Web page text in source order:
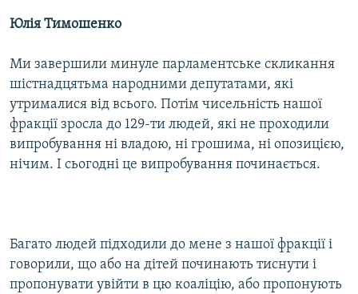
Юлія Тимошенко
Ми завершили минуле парламентське скликання
шістнадцятьма народними депутатами, які
утрималися від всього. Потім чисельність нашої
фракції зросла до 129-ти людей, які не проходили
випробування ні владою, ні грошима, ні опозицією,
нічим. І сьогодні це випробування починається.
Багато людей підходили до мене з нашої фракції і
говорили, що або на дітей починають тиснути і
пропонувати увійти в цю коаліцію, або пропонують